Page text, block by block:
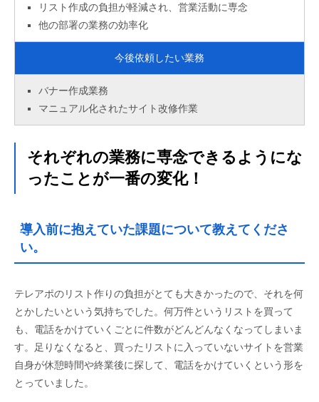
リスト作成の負担が軽減され、営業活動に専念
他の部署の業務の効率化
今後依頼したい業務
バナー作成業務
マニュアル化されたサイト改修作業
それぞれの業務に専念できるようにな
ったことが一番の変化！
導入前に抱えていた課題について教えてくださ
い。
テレアポのリスト作りの負担がとても大きかったので、それを何
とかしたいという気持ちでした。何万件というリストを買って
も、電話をかけていくごとに件数がどんどんなくなってしまいま
す。足りなくなると、買ったリストに入っていないサイトを営業
自身が休憩時間や終業後に探して、電話をかけていくという形を
とっていました。